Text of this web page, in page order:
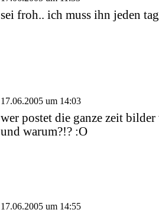
sei froh.. ich muss ihn jeden
17.06.2005 um 14:03
wer postet die ganze zeit
und warum?!? :O
17.06.2005 um 14:55